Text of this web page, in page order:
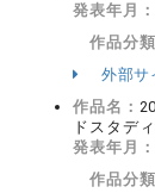
発表年月：
作品分類
外部サ
作品名：
ドスタデ
発表年月：
作品分類